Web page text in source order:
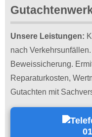
Unsere Leistungen:
nach
Beweissicherung.
Reparaturkosten,
Gutachten mit